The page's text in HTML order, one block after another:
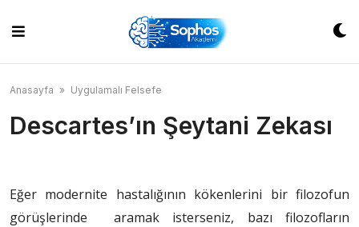
content
Anasayfa » Uygulamalı Felsefe
Descartes’ın Şeytani Zekası
Eğer modernite hastalığının kökenlerini bir filozofun
görüşlerinde aramak isterseniz, bazı filozofların